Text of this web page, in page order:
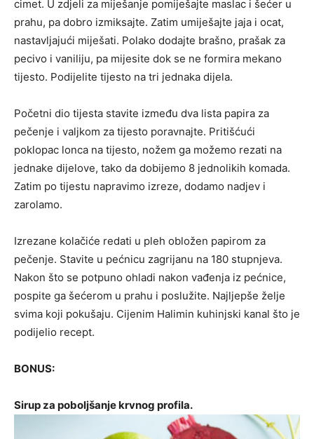
cimet. U zdjeli za miješanje pomiješajte maslac i šećer u
prahu, pa dobro izmiksajte. Zatim umiješajte jaja i ocat,
nastavljajući miješati. Polako dodajte brašno, prašak za
pecivo i vaniliju, pa mijesite dok se ne formira mekano
tijesto. Podijelite tijesto na tri jednaka dijela.
Početni dio tijesta stavite između dva lista papira za
pečenje i valjkom za tijesto poravnajte. Pritišćući
poklopac lonca na tijesto, nožem ga možemo rezati na
jednake dijelove, tako da dobijemo 8 jednolikih komada.
Zatim po tijestu napravimo izreze, dodamo nadjev i
zarolamo.
Izrezane kolačiće redati u pleh obložen papirom za
pečenje. Stavite u pećnicu zagrijanu na 180 stupnjeva.
Nakon što se potpuno ohladi nakon vađenja iz pećnice,
pospite ga šećerom u prahu i poslužite. Najljepše želje
svima koji pokušaju. Cijenim Halimin kuhinjski kanal što je
podijelio recept.
BONUS:
Sirup za poboljšanje krvnog profila.